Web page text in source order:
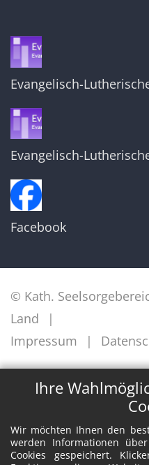
Ihre
Wir möchten Ihnen den
werden Informationen
Cookies gespeichert.
Evangelisch-
Evangelisch-
Facebook
© Kath.
Land
Impressum